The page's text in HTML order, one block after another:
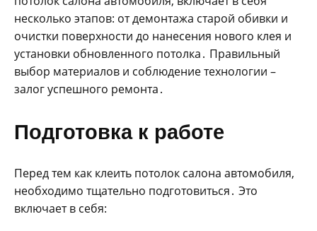
несколько этапов: от демонтажа старой обивки и
очистки поверхности до нанесения нового клея и
установки обновленного потолка․ Правильный
выбор материалов и соблюдение технологии –
залог успешного ремонта․
Подготовка к работе
Перед тем как клеить потолок салона автомобиля,
необходимо тщательно подготовиться․ Это
включает в себя: